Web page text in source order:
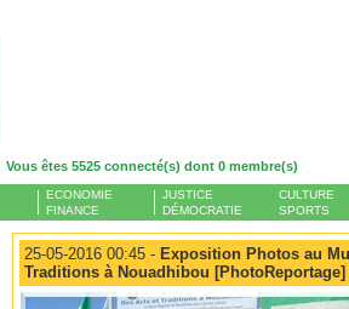
Vous êtes 5525 connecté(s) dont 0 membre(s)
ECONOMIE
FINANCE
JUSTICE
DÉMOCRATIE
CULTURE
SPORTS
25-05-2016 00:45 - Exposition Photos au
Traditions à Nouadhibou [PhotoReportage]